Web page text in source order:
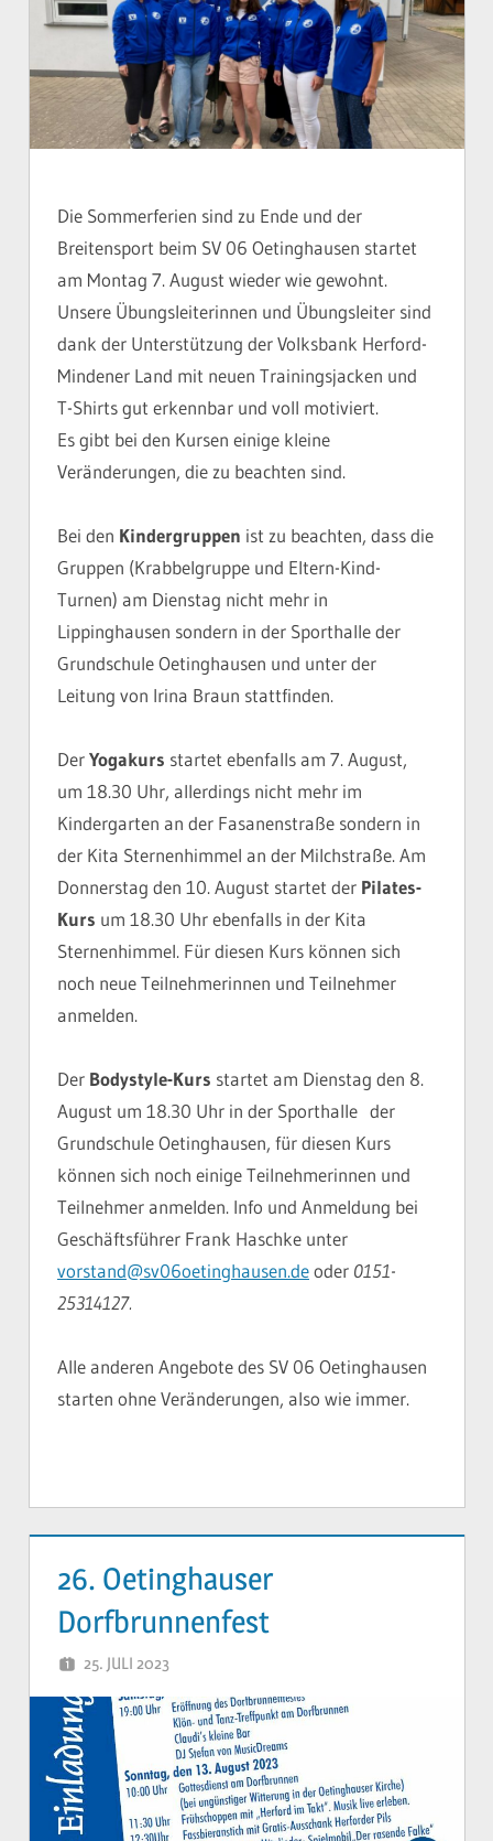
Die Sommerferien sind zu Ende und der
Breitensport beim SV 06 Oetinghausen startet
am Montag 7. August wieder wie gewohnt.
Unsere Übungsleiterinnen und Übungsleiter sind
dank der Unterstützung der Volksbank Herford-
Mindener Land mit neuen Trainingsjacken und
T-Shirts gut erkennbar und voll motiviert.
Es gibt bei den Kursen einige kleine
Veränderungen, die zu beachten sind.
Bei den Kindergruppen ist zu beachten, dass die
Gruppen (Krabbelgruppe und Eltern-Kind-
Turnen) am Dienstag nicht mehr in
Lippinghausen sondern in der Sporthalle der
Grundschule Oetinghausen und unter der
Leitung von Irina Braun stattfinden.
DerYogakurs startet ebenfalls am 7. August,
um 18.30 Uhr, allerdings nicht mehr im
Kindergarten an der Fasanenstraße sondern in
der Kita Sternenhimmel an der Milchstraße. Am
Donnerstag den 10. August startet der Pilates-
Kurs um 18.30 Uhr ebenfalls in der Kita
Sternenhimmel. Für diesen Kurs können sich
noch neue Teilnehmerinnen und Teilnehmer
anmelden.
Der Bodystyle-Kurs startet am Dienstag den 8.
August um 18.30 Uhr in der Sporthalle der
Grundschule Oetinghausen, für diesen Kurs
können sich noch einige Teilnehmerinnen und
Teilnehmer anmelden. Info und Anmeldung bei
Geschäftsführer Frank Haschke unter
vorstand@sv06oetinghausen.deoder 0151-
25314127.
Alle anderen Angebote des SV 06 Oetinghausen
starten ohne Veränderungen, also wie immer.
26. Oetinghauser
Dorfbrunnenfest
25. JULI 2023